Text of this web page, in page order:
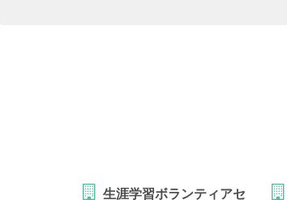
生涯学習ボランティアセ